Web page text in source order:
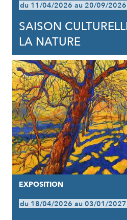
du 11/04/2026 au 20/09/2026
SAISON
LA NATURE
EXPOSITION
du 18/04/2026 au 03/01/2027